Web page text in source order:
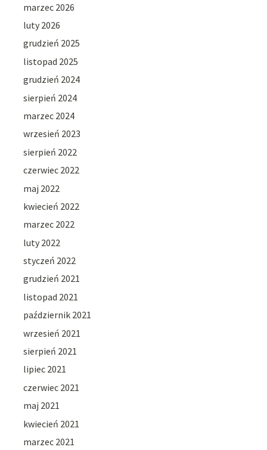
marzec 2026
luty 2026
grudzień 2025
listopad 2025
grudzień 2024
sierpień 2024
marzec 2024
wrzesień 2023
sierpień 2022
czerwiec 2022
maj 2022
kwiecień 2022
marzec 2022
luty 2022
styczeń 2022
grudzień 2021
listopad 2021
październik 2021
wrzesień 2021
sierpień 2021
lipiec 2021
czerwiec 2021
maj 2021
kwiecień 2021
marzec 2021